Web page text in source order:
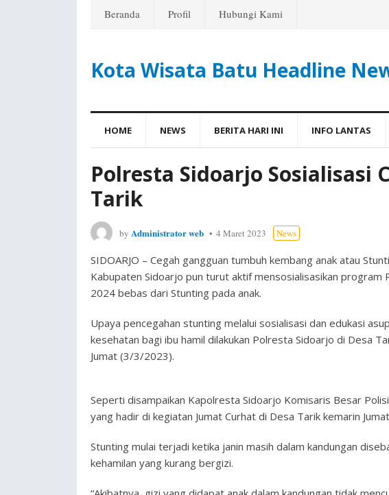
Beranda Profil Hubungi Kami
Kota Wisata Batu Headline
HOME NEWS BERITA HARI INI INFO LANTAS
Polresta Sidoarjo Sosialisasi
Tarik
by Administrator web 4 Maret 2023 News
SIDOARJO – Cegah gangguan tumbuh kembang anak atau
Kabupaten Sidoarjo pun turut aktif mensosialisasikan program
2024 bebas dari Stunting pada anak.
Upaya pencegahan stunting melalui sosialisasi dan edukasi
kesehatan bagi ibu hamil dilakukan Polresta Sidoarjo di Desa
Jumat (3/3/2023).
Seperti disampaikan Kapolresta Sidoarjo Komisaris Besar
yang hadir di kegiatan Jumat Curhat di Desa Tarik kemarin
Stunting mulai terjadi ketika janin masih dalam kandungan
kehamilan yang kurang bergizi.